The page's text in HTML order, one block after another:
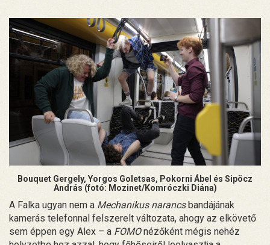
Bouquet Gergely, Yorgos Goletsas, Pokorni Ábel és Sipöcz
András (fotó: Mozinet/Komróczki Diána)
A Falka ugyan nem a Mechanikus narancsbandájának
kamerás telefonnal felszerelt változata, ahogy az elkövető
sem éppen egy Alex – a FOMOnézőként mégis nehéz